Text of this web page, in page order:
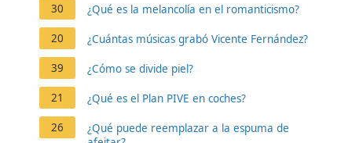
30 ¿Qué es la melancolía en el romanticismo?
20 ¿Cuántas músicas grabó Vicente Fernández?
39 ¿Cómo se divide piel?
21 ¿Qué es el Plan PIVE en coches?
26
¿Qué puede reemplazar a la espuma de